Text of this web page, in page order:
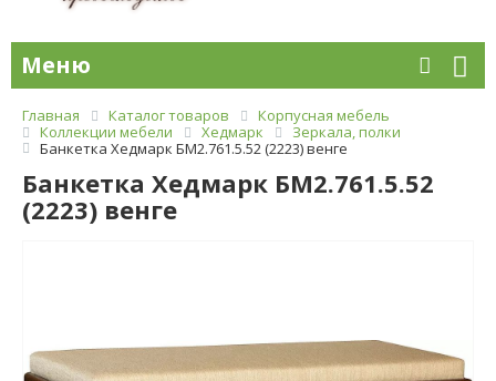
Меню
Главная Каталог товаров
Корпусная мебель
Коллекции мебели
Хедмарк
Зеркала, полки
Банкетка Хедмарк БМ2.761.5.52 (2223) венге
Банкетка Хедмарк БМ2.761.5.52
(2223) венге